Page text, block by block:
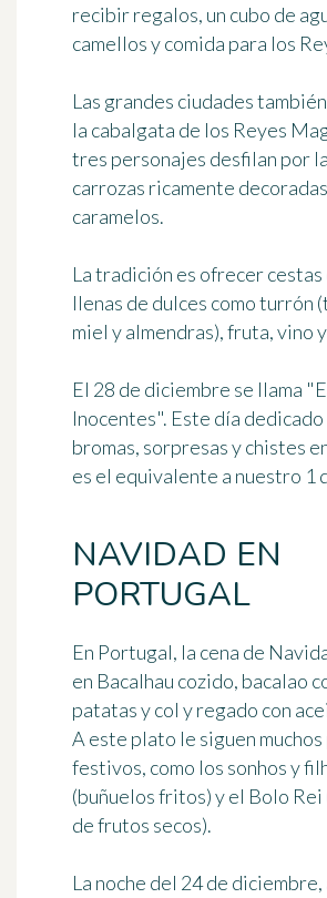
recibir regalos, un cubo de
camellos y comida para los
Las grandes ciudades
la cabalgata de los Reyes
tres personajes desfilan por
carrozas ricamente
caramelos.
La tradición es ofrecer
llenas de dulces como turrón
miel y almendras), fruta, vino
El 28 de diciembre se llama
Inocentes". Este día dedicado
bromas, sorpresas y chistes
es el equivalente a nuestro 1
NAVIDAD EN
PORTUGAL
En Portugal, la cena de
en Bacalhau cozido, bacalao
patatas ycol y regado con
A este plato le siguen
festivos, como los sonhos y
(buñuelos fritos) y el Bolo
de frutos secos).
La noche del 24 de diciembre,